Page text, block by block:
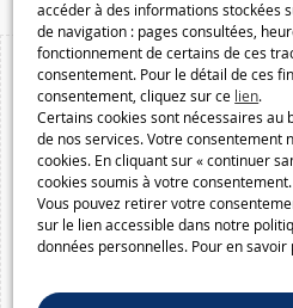
accéder à des informations stockées
de navigation : pages consultées,
fonctionnement de certains de ces
consentement. Pour le détail de ces
consentement, cliquez sur ce lien.
Certains cookies sont nécessaires au
de nos services. Votre consentement
cookies. En cliquant sur « continuer
cookies soumis à votre consentement.
Vous pouvez retirer votre
sur le lien accessible dans notre
données personnelles. Pour en savoir